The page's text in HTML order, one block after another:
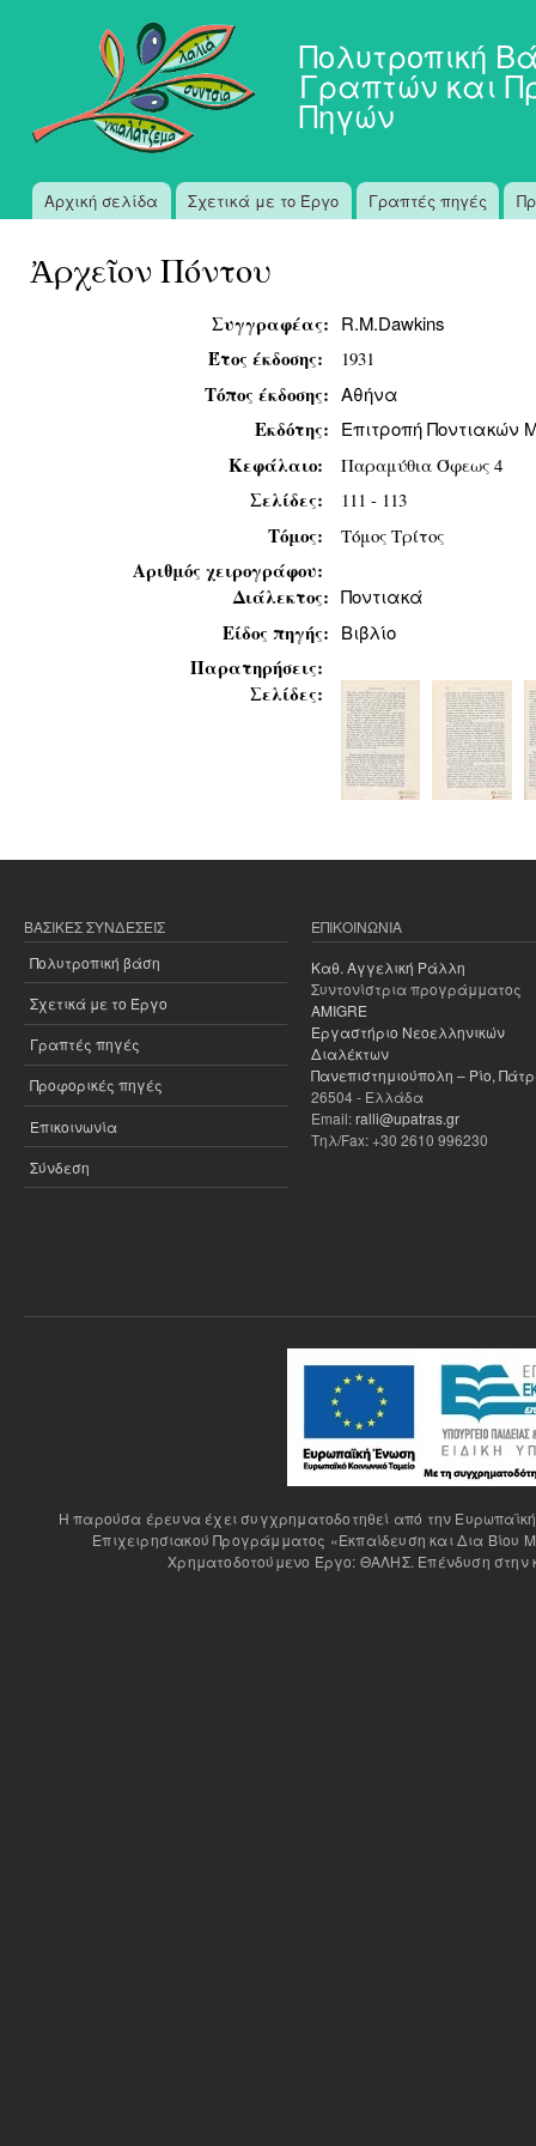
Πολυτροπική
Γραπτών και
Πηγών
Κύριο μενού
Αρχική σελίδα Σχετικά με το Έργο Γραπτές πηγές
Ἀρχεῖον Πόντου
Συγγραφέας: R.M.Dawkins
Έτος έκδοσης: 1931
Τόπος έκδοσης: Αθήνα
Εκδότης: Επιτροπή Ποντιακών
Κεφάλαιο: Παραμύθια Όφεως 4
Σελίδες: 111 - 113
Τόμος: Τόμος Τρίτος
Αριθμός χειρογράφου:
Διάλεκτος: Ποντιακά
Είδος πηγής: Βιβλίο
Παρατηρήσεις:
Σελίδες:
ΒΑΣΙΚΈΣ ΣΥΝΔΈΣΕΙΣ
Πολυτροπική βάση
Σχετικά με το Έργο
Γραπτές πηγές
Προφορικές πηγές
Επικοινωνία
Σύνδεση
ΕΠΙΚΟΙΝΩΝΊΑ
Καθ. Αγγελική Ράλλη
Συντονίστρια προγράμματος
AMIGRE
Εργαστήριο Νεοελληνικών
Διαλέκτων
Πανεπιστημιούπολη – Ρίο,
26504 - Ελλάδα
Email:ralli@upatras.gr
Τηλ/Fax: +30 2610 996230
H παρούσα έρευνα έχει συγχρηματοδοτηθεί από την
Επιχειρησιακού Προγράμματος «Εκπαίδευση και Δια Βίου
Χρηματοδοτούμενο Έργο: ΘΑΛΗΣ. Επένδυση στην